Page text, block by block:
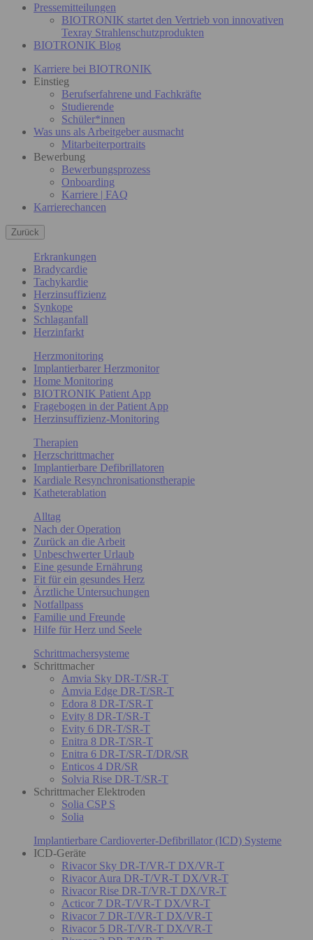
Pressemitteilungen
BIOTRONIK startet den Vertrieb von innovativen
Texray Strahlenschutzprodukten
BIOTRONIK Blog
Karriere bei BIOTRONIK
Einstieg
Berufserfahrene und Fachkräfte
Studierende
Schüler*innen
Was uns als Arbeitgeber ausmacht
Mitarbeiterportraits
Bewerbung
Bewerbungsprozess
Onboarding
Karriere | FAQ
Karrierechancen
Zurück
Erkrankungen
Bradycardie
Tachykardie
Herzinsuffizienz
Synkope
Schlaganfall
Herzinfarkt
Herzmonitoring
Implantierbarer Herzmonitor
Home Monitoring
BIOTRONIK Patient App
Fragebogen in der Patient App
Herzinsuffizienz-Monitoring
Therapien
Herzschrittmacher
Implantierbare Defibrillatoren
Kardiale Resynchronisationstherapie
Katheterablation
Alltag
Nach der Operation
Zurück an die Arbeit
Unbeschwerter Urlaub
Eine gesunde Ernährung
Fit für ein gesundes Herz
Ärztliche Untersuchungen
Notfallpass
Familie und Freunde
Hilfe für Herz und Seele
Schrittmachersysteme
Schrittmacher
Amvia Sky DR-T/SR-T
Amvia Edge DR-T/SR-T
Edora 8 DR-T/SR-T
Evity 8 DR-T/SR-T
Evity 6 DR-T/SR-T
Enitra 8 DR-T/SR-T
Enitra 6 DR-T/SR-T/DR/SR
Enticos 4 DR/SR
Solvia Rise DR-T/SR-T
Schrittmacher Elektroden
Solia CSP S
Solia
Implantierbare Cardioverter-Defibrillator (ICD) Systeme
ICD-Geräte
Rivacor Sky DR-T/VR-T DX/VR-T
Rivacor Aura DR-T/VR-T DX/VR-T
Rivacor Rise DR-T/VR-T DX/VR-T
Acticor 7 DR-T/VR-T DX/VR-T
Rivacor 7 DR-T/VR-T DX/VR-T
Rivacor 5 DR-T/VR-T DX/VR-T